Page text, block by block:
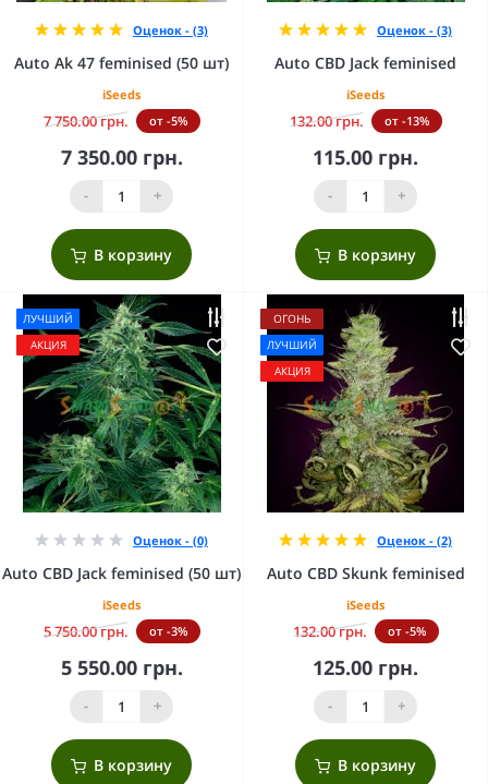
Оценок - (3)
Auto Ak 47 feminised (50 шт)
iSeeds
7 750.00 грн. от -5%
7 350.00 грн.
- +
В корзину
Оценок - (3)
Auto CBD Jack feminised
iSeeds
132.00 грн. от -13%
115.00 грн.
- +
В корзину
ЛУЧШИЙ
АКЦИЯ
Оценок - (0)
Auto CBD Jack feminised (50 шт)
iSeeds
5 750.00 грн. от -3%
5 550.00 грн.
- +
В корзину
ОГОНЬ
ЛУЧШИЙ
АКЦИЯ
Оценок - (2)
Auto CBD Skunk feminised
iSeeds
132.00 грн. от -5%
125.00 грн.
- +
В корзину